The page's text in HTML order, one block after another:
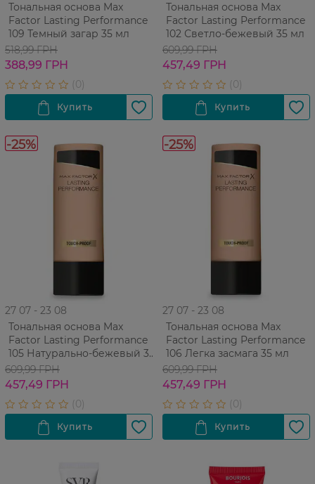
Тональная основа Max
Factor Lasting Performance
109 Темный загар 35 мл
518,99 ГРН
388,99 ГРН
Тональная основа Max
Factor Lasting Performance
102 Светло-бежевый 35 мл
609,99 ГРН
457,49 ГРН
-25%
27 07 - 23 08
Тональная основа Max
Factor Lasting Performance
105 Натурально-бежевый 35
мл
609,99 ГРН
457,49 ГРН
-25%
27 07 - 23 08
Тональная основа Max
Factor Lasting Performance
106 Легка засмага 35 мл
609,99 ГРН
457,49 ГРН